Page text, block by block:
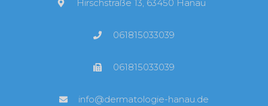
Hirschstraße 13, 63450 Hanau
061815033039
061815033039
info@dermatologie-hanau.de